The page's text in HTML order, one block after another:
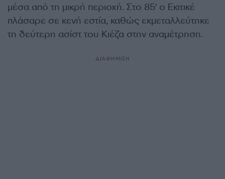
μέσα από τη μικρή περιοχή. Στο 85′ ο Εκιτικέ
πλάσαρε σε κενή εστία, καθώς εκμεταλλεύτηκε
τη δεύτερη ασίστ του Κιέζα στην αναμέτρηση.
ΔΙΑΦΗΜΙΣΗ